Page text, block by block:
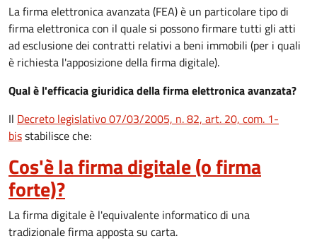
La firma elettronica avanzata (FEA) è un particolare tipo di
firma elettronica con il quale si possono firmare tutti gli atti
ad esclusione dei contratti relativi a beni immobili (per i quali
è richiesta l'apposizione della firma digitale).
Qual è l'efficacia giuridica della firma elettronica avanzata?
Il Decreto legislativo 07/03/2005, n. 82, art. 20, com. 1-
bisstabilisce che:
Cos'è la firma digitale (o firma
forte)?
La firma digitale è l'equivalente informatico di una
tradizionale firma apposta su carta.